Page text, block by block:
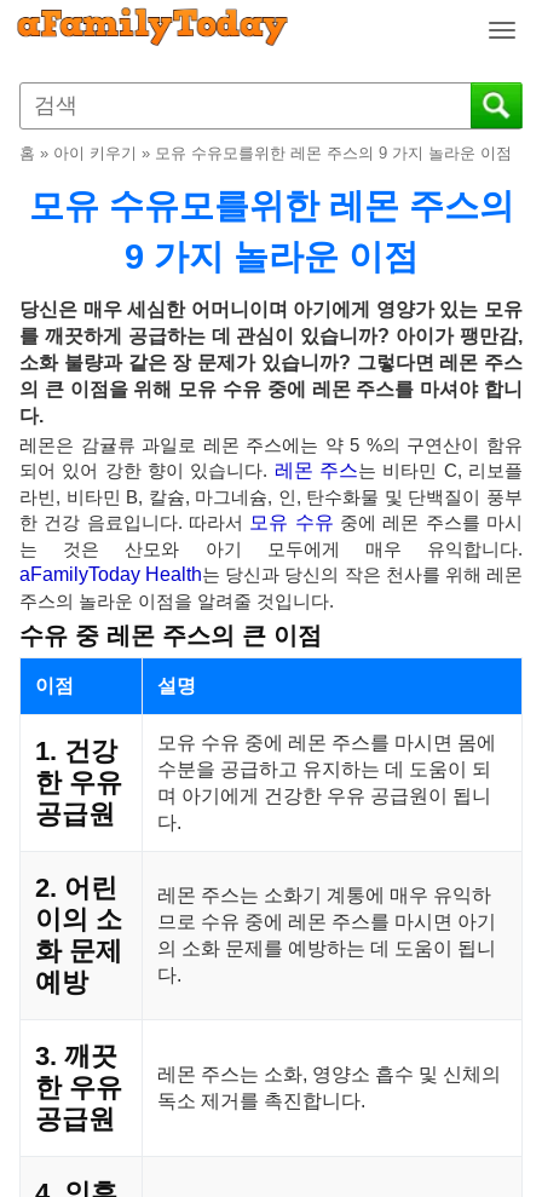
T
g
g
e
n
a
g
a
t
i
n
홈 » 아이 키우기 » 모유 수유모를위한 레몬 주스의 9 가지 놀라운 이점
모유 수유모를위한 레몬 주스의
9 가지 놀라운 이점
당신은 매우 세심한 어머니이며 아기에게 영양가 있는 모유
를 깨끗하게 공급하는 데 관심이 있습니까? 아이가 팽만감,
소화 불량과 같은 장 문제가 있습니까? 그렇다면 레몬 주스
의 큰 이점을 위해 모유 수유 중에 레몬 주스를 마셔야 합니
다.
레몬은 감귤류 과일로 레몬 주스에는 약 5 %의 구연산이 함유
되어 있어 강한 향이 있습니다. 레몬 주스는 비타민 C, 리보플
라빈, 비타민 B, 칼슘, 마그네슘, 인, 탄수화물 및 단백질이 풍부
한 건강 음료입니다. 따라서 모유 수유 중에 레몬 주스를 마시
는 것은 산모와 아기 모두에게 매우 유익합니다.
aFamilyToday Health는 당신과 당신의 작은 천사를 위해 레몬
주스의 놀라운 이점을 알려줄 것입니다.
수유 중 레몬 주스의 큰 이점
이점 설명
1. 건강
한 우유
공급원
모유 수유 중에 레몬 주스를 마시면 몸에
수분을 공급하고 유지하는 데 도움이 되
며 아기에게 건강한 우유 공급원이 됩니
다.
2. 어린
이의 소
화 문제
예방
레몬 주스는 소화기 계통에 매우 유익하
므로 수유 중에 레몬 주스를 마시면 아기
의 소화 문제를 예방하는 데 도움이 됩니
다.
3. 깨끗
한 우유
공급원
레몬 주스는 소화, 영양소 흡수 및 신체의
독소 제거를 촉진합니다.